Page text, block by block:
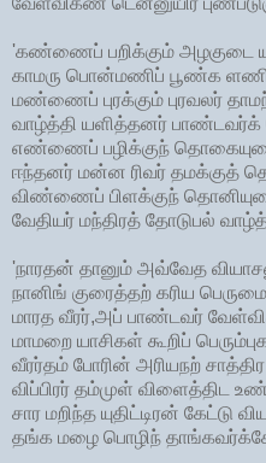
'கண்ணைப் பறிக்கும் அழகுடை
காமரு பொன்மணிப் பூண்க
மண்ணைப் புரக்கும் புரவலர்
வாழ்த்தி யளித்தனர்
எண்ணைப் பழிக்குந்
ஈந்தனர் மன்ன ரிவர் தமக்குத்
விண்ணைப் பிளக்குந்
வேதியர் மந்திரத் தோடுபல்
'நாரதன் தானும் அவ்வேத
நானிங் குரைத்தற் கரிய
மாரத வீரர்,அப் பாண்டவர்
மாமறை யாசிகள் கூறிப்
வீரர்தம் போரின் அரியநற்
விப்பிரர் தம்முள் விளைத்திட
சார மறிந்த யுதிட்டிரன் கேட்டு
தங்க மழை பொழிந்